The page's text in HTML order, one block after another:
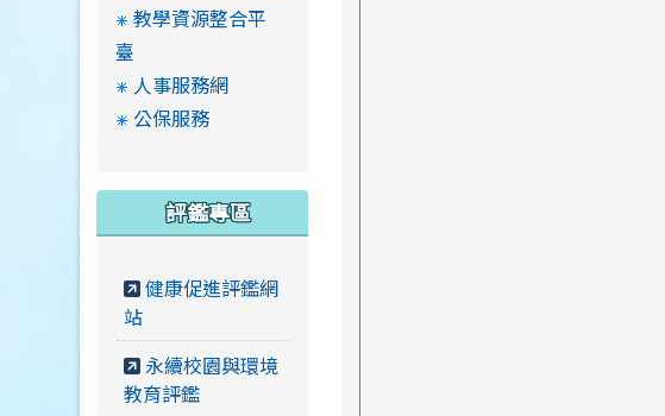
教學資源整合平
臺
人事服務網
公保服務
評鑑專區
健康促進評鑑網
站
永續校園與環境
教育評鑑